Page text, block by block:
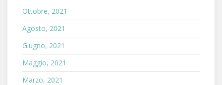
Ottobre, 2021
Agosto, 2021
Giugno, 2021
Maggio, 2021
Marzo, 2021